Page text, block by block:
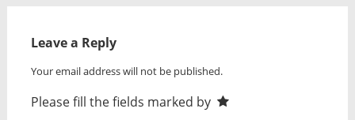
Leave a Reply
Your email address will not be published.
Please fill the fields marked by